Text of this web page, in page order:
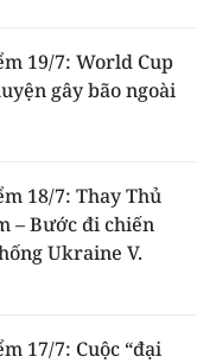
19/7: World Cup
gây bão ngoài
18/7: Thay Thủ
– Bước đi chiến
Ukraine V.
17/7: Cuộc “đại